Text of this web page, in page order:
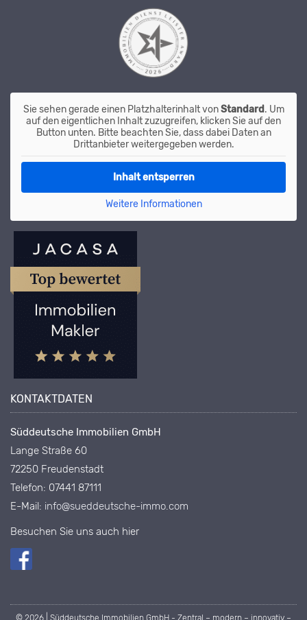
Sie sehen gerade einen Platzhalterinhalt vonStandard . Um
auf den eigentlichen Inhalt zuzugreifen, klicken Sie auf den
Button unten. Bitte beachten Sie, dass dabei Daten an
Drittanbieter weitergegeben werden.
Inhalt entsperren
Weitere Informationen
KONTAKTDATEN
Süddeutsche Immobilien GmbH
Lange Straße 60
72250 Freudenstadt
Telefon: 07441 87111
E-Mail: info@sueddeutsche-immo.com
Besuchen Sie uns auch hier